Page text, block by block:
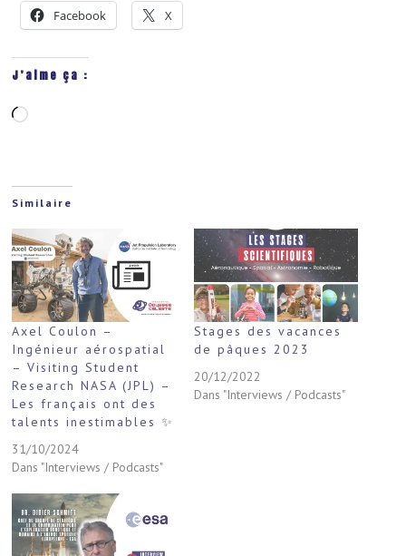
Facebook X
J’aime ça :
Chargement…
Similaire
Axel Coulon –
Ingénieur aérospatial
– Visiting Student
Research NASA (JPL) –
Les français ont des
talents inestimables ✨
31/10/2024
Dans "Interviews / Podcasts"
Stages des vacances
de pâques 2023
20/12/2022
Dans "Interviews / Podcasts"